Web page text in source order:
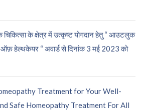
चिकित्सा के क्षेत्र में उत्कृष्ट योगदान हेतु “ आउटलुक
ऑफ़ हेल्थकेयर “ अवार्ड से दिनांक 3 मई 2023 को
Treatment for Your Well-
Safe Homeopathy Treatment For All